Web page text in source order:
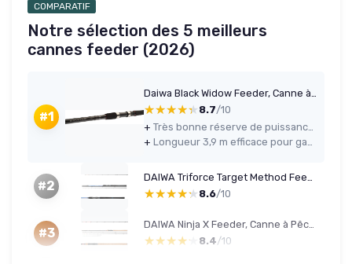
COMPARATIF
Notre sélection des 5 meilleurs
cannes feeder (2026)
#1 ★★★★★
★★★★★ 8.7/10
+
+
#2 ★★★★★
★★★★★ 8.6/10
#3 ★★★★★
★★★★★ 8.4/10